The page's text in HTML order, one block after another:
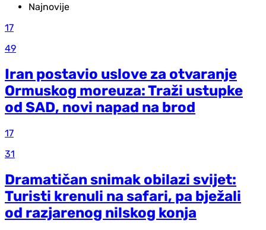
Najnovije
17
49
Iran postavio uslove za otvaranje
Ormuskog moreuza: Traži ustupke
od SAD, novi napad na brod
17
31
Dramatičan snimak obilazi svijet:
Turisti krenuli na safari, pa bježali
od razjarenog nilskog konja